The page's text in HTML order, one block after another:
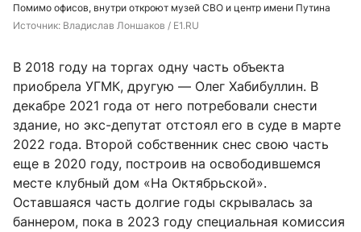
Помимо офисов, внутри откроют музей СВО и центр имени Путина
Источник: Владислав Лоншаков / E1.RU
В 2018 году на торгах одну часть объекта
приобрела УГМК, другую — Олег Хабибуллин. В
декабре 2021 года от него потребовали снести
здание, но экс-депутат отстоял его в суде в марте
2022 года. Второй собственник снес свою часть
еще в 2020 году, построив на освободившемся
месте клубный дом «На Октябрьской».
Оставшаяся часть долгие годы скрывалась за
баннером, пока в 2023 году специальная комиссия